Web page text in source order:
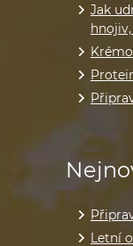
Jak
Letní